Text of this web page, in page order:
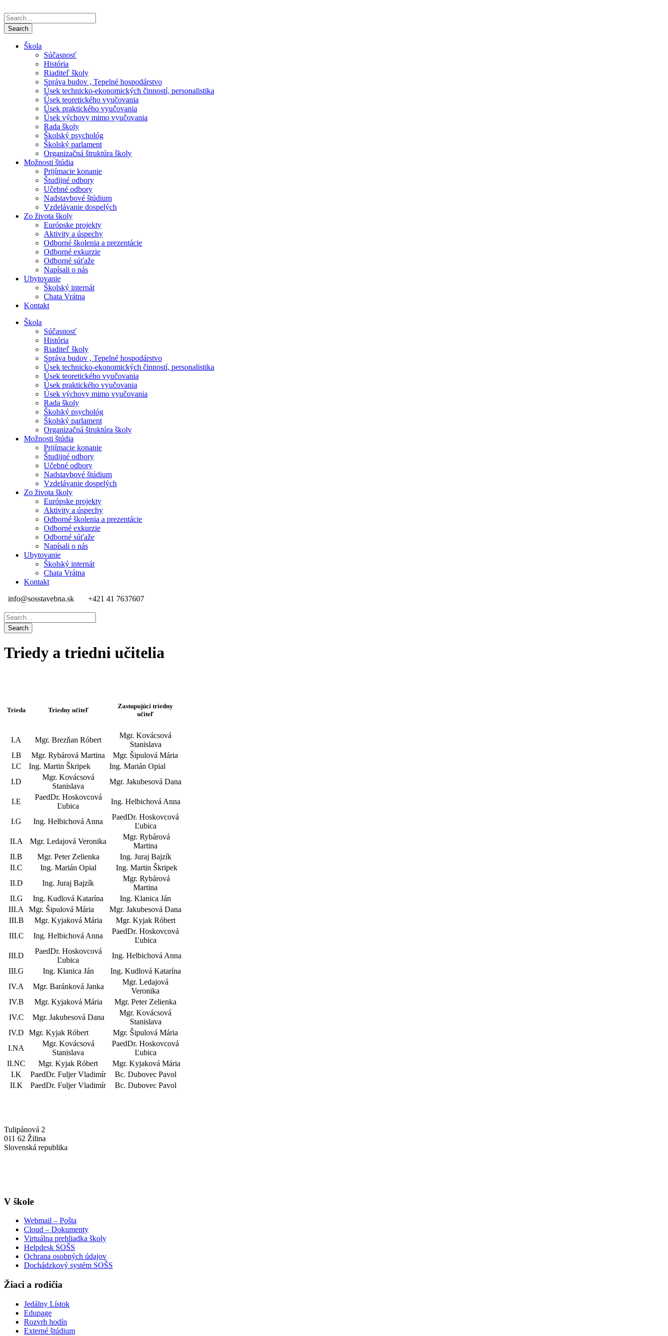
Škola
Súčasnosť
História
Riaditeľ školy
Správa budov , Tepelné hospodárstvo
Úsek technicko-ekonomických činností, personalistika
Úsek teoretického vyučovania
Úsek praktického vyučovania
Úsek výchovy mimo vyučovania
Rada školy
Školský psychológ
Školský parlament
Organizačná štruktúra školy
Možnosti štúdia
Prijímacie konanie
Študijné odbory
Učebné odbory
Nadstavbové štúdium
Vzdelávanie dospelých
Zo života školy
Európske projekty
Aktivity a úspechy
Odborné školenia a prezentácie
Odborné exkurzie
Odborné súťaže
Napísali o nás
Ubytovanie
Školský internát
Chata Vrátna
Kontakt
Škola
Súčasnosť
História
Riaditeľ školy
Správa budov , Tepelné hospodárstvo
Úsek technicko-ekonomických činností, personalistika
Úsek teoretického vyučovania
Úsek praktického vyučovania
Úsek výchovy mimo vyučovania
Rada školy
Školský psychológ
Školský parlament
Organizačná štruktúra školy
Možnosti štúdia
Prijímacie konanie
Študijné odbory
Učebné odbory
Nadstavbové štúdium
Vzdelávanie dospelých
Zo života školy
Európske projekty
Aktivity a úspechy
Odborné školenia a prezentácie
Odborné exkurzie
Odborné súťaže
Napísali o nás
Ubytovanie
Školský internát
Chata Vrátna
Kontakt
info@sosstavebna.sk
+421 41 7637607
Triedy a triedni učitelia
Trieda Triedny učiteľ
Zastupujúci triedny
učiteľ
I.A Mgr. Brezňan Róbert
Mgr. Kovácsová
Stanislava
I.B
Mgr. Rybárová Martina
Mgr. Šipulová Mária
I.C
Ing. Martin Škripek
Ing. Marián Opial
I.D
Mgr. Kovácsová
Stanislava
Mgr. Jakubesová Dana
I.E
PaedDr. Hoskovcová
Ľubica
Ing. Helbichová Anna
I.G Ing. Helbichová Anna
PaedDr. Hoskovcová
Ľubica
II.A
Mgr. Ledajová Veronika
Mgr. Rybárová
Martina
II.B
Mgr. Peter Zelienka
Ing. Juraj Bajzík
II.C
Ing. Marián Opial
Ing. Martin Škripek
II.D
Ing. Juraj Bajzík
Mgr. Rybárová
Martina
II.G
Ing. Kudlová Katarína
Ing. Klanica Ján
III.A
Mgr. Šipulová Mária
Mgr. Jakubesová Dana
III.B
Mgr. Kyjaková Mária
Mgr. Kyjak Róbert
III.C
Ing. Helbichová Anna
PaedDr. Hoskovcová
Ľubica
III.D
PaedDr. Hoskovcová
Ľubica
Ing. Helbichová Anna
III.G
Ing. Klanica Ján
Ing. Kudlová Katarína
IV.A
Mgr. Baránková Janka
Mgr. Ledajová
Veronika
IV.B
Mgr. Kyjaková Mária
Mgr. Peter Zelienka
IV.C
Mgr. Jakubesová Dana
Mgr. Kovácsová
Stanislava
IV.D
Mgr. Kyjak Róbert
Mgr. Šipulová Mária
I.NA
Mgr. Kovácsová
Stanislava
PaedDr. Hoskovcová
Ľubica
II.NC
Mgr. Kyjak Róbert
Mgr. Kyjaková Mária
I.K
PaedDr. Fuljer Vladimír
Bc. Dubovec Pavol
II.K
PaedDr. Fuljer Vladimír Bc. Dubovec Pavol
Tulipánová 2
011 62 Žilina
Slovenská republika
V škole
Webmail – Pošta
Cloud – Dokumenty
Virtuálna prehliadka školy
Helpdesk SOŠS
Ochrana osobných údajov
Dochádzkový systém SOŠS
Žiaci a rodičia
Jedálny Lístok
Edupage
Rozvrh hodín
Externé štúdium